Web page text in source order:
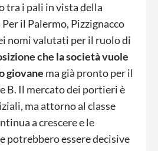
tra i pali in vista della
il Palermo, Pizzignacco
nomi valutati per il ruolo di
che la società vuole
giovane ma già pronto per il
B. Il mercato dei portieri è
ma attorno al classe
a crescere e le
potrebbero essere decisive